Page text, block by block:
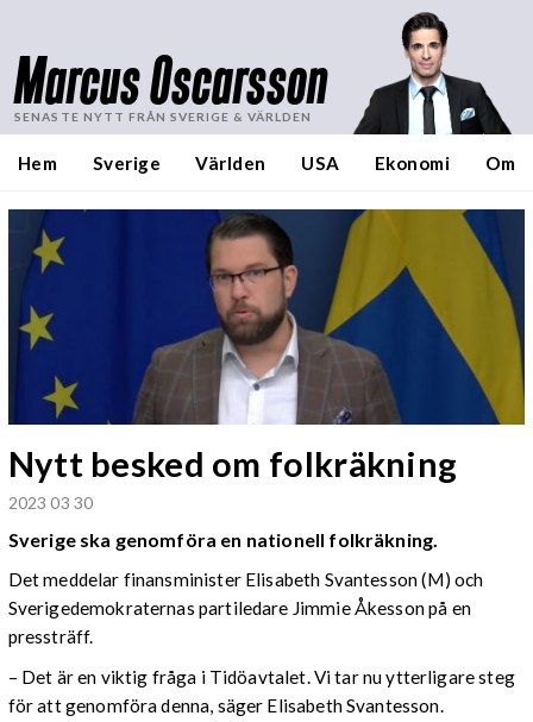
Marcus Oscarsson
SENASTE NYTT FRÅN SVERIGE & VÄRLDEN
Hem Sverige Världen USA Ekonomi Om
Nytt besked om folkräkning
2023 03 30
Sverige ska genomföra en nationell folkräkning.
Det meddelar finansminister Elisabeth Svantesson (M) och
Sverigedemokraternas partiledare Jimmie Åkesson på en
pressträff.
– Det är en viktig fråga i Tidöavtalet. Vi tar nu ytterligare steg
för att genomföra denna, säger Elisabeth Svantesson.